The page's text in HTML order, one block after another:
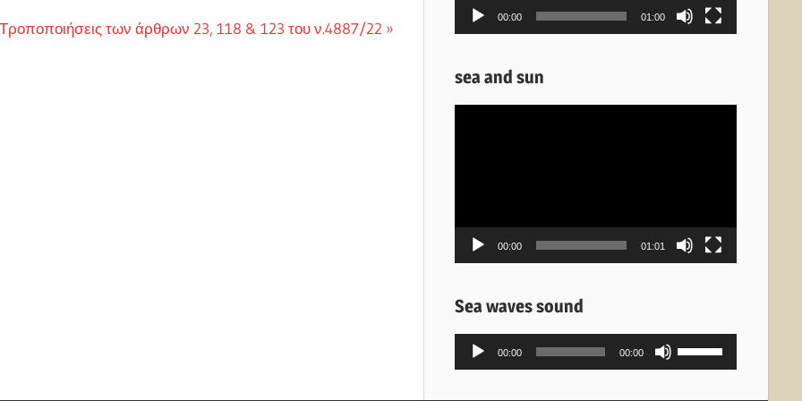
Next
Τροποποιήσεις των άρθρων 23, 118 & 123 του ν.4887/22
00:00 01:00
sea and sun
00:00 01:01
Sea waves sound
Πρόγραμμα
Αναπαραγωγής
00:00 00:00
Χρησιμοποιείστε
τα